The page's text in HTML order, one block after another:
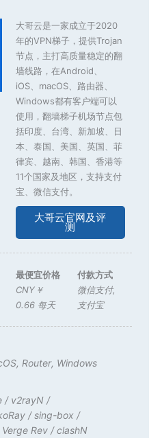
大哥云是一家成立于2020
年的VPN梯子，提供Trojan
节点，主打高质量稳定的翻
墙线路，在Android、
iOS、macOS、路由器、
Windows都有客户端可以
使用，翻墙梯子机场节点包
括印度、台湾、新加坡、日
本、泰国、美国、英国、菲
律宾、越南、韩国、香港等
11个国家及地区，支持支付
宝、微信支付。
大哥云官网及评
测
最便宜价格
CNY￥
0.66 每天
付款方式
微信支付,
支付宝
, Router, Windows
/ v2rayN /
/sing-box /
Verge Rev /clashN